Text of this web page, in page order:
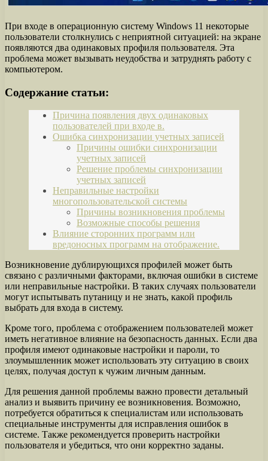
При входе в операционную систему Windows 11 некоторые
пользователи столкнулись с неприятной ситуацией: на экране
появляются два одинаковых профиля пользователя. Эта
проблема может вызывать неудобства и затруднять работу с
компьютером.
Содержание статьи:
Причина появления двух одинаковых
пользователей при входе в.
Ошибка синхронизации учетных записей
Причины ошибки синхронизации
учетных записей
Решение проблемы синхронизации
учетных записей
Неправильные настройки
многопользовательской системы
Причины возникновения проблемы
Возможные способы решения
Влияние сторонних программ или
вредоносных программ на отображение.
Возникновение дублирующихся профилей может быть
связано с различными факторами, включая ошибки в системе
или неправильные настройки. В таких случаях пользователи
могут испытывать путаницу и не знать, какой профиль
выбрать для входа в систему.
Кроме того, проблема с отображением пользователей может
иметь негативное влияние на безопасность данных. Если два
профиля имеют одинаковые настройки и пароли, то
злоумышленник может использовать эту ситуацию в своих
целях, получая доступ к чужим личным данным.
Для решения данной проблемы важно провести детальный
анализ и выявить причину ее возникновения. Возможно,
потребуется обратиться к специалистам или использовать
специальные инструменты для исправления ошибок в
системе. Также рекомендуется проверить настройки
пользователя и убедиться, что они корректно заданы.